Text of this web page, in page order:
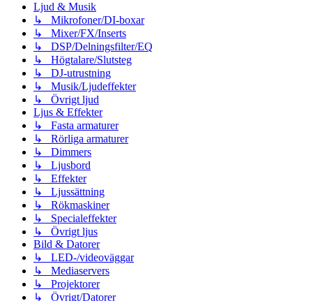
Ljud & Musik
↳ Mikrofoner/DI-boxar
↳ Mixer/FX/Inserts
↳ DSP/Delningsfilter/EQ
↳ Högtalare/Slutsteg
↳ DJ-utrustning
↳ Musik/Ljudeffekter
↳ Övrigt ljud
Ljus & Effekter
↳ Fasta armaturer
↳ Rörliga armaturer
↳ Dimmers
↳ Ljusbord
↳ Effekter
↳ Ljussättning
↳ Rökmaskiner
↳ Specialeffekter
↳ Övrigt ljus
Bild & Datorer
↳ LED-/videoväggar
↳ Mediaservers
↳ Projektorer
↳ Övrigt/Datorer